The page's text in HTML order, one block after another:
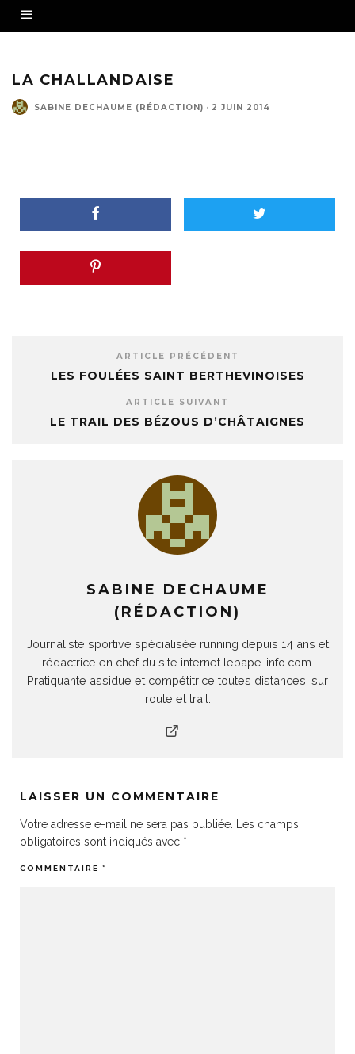
LA CHALLANDAISE
SABINE DECHAUME (RÉDACTION) · 2 JUIN 2014
ARTICLE PRÉCÉDENT
LES FOULÉES SAINT BERTHEVINOISES
ARTICLE SUIVANT
LE TRAIL DES BÉZOUS D’CHÂTAIGNES
SABINE DECHAUME
(RÉDACTION)
Journaliste sportive spécialisée running depuis 14 ans et
rédactrice en chef du site internet lepape-info.com.
Pratiquante assidue et compétitrice toutes distances, sur
route et trail.
LAISSER UN COMMENTAIRE
Votre adresse e-mail ne sera pas publiée.
Les champs
obligatoires sont indiqués avec *
COMMENTAIRE *